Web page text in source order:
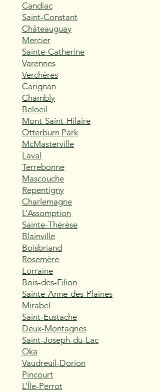
Candiac
Saint-Constant
Châteauguay
Mercier
Sainte-Catherine
Varennes
Verchères
Carignan
Chambly
Beloeil
Mont-Saint-Hilaire
Otterburn Park
McMasterville
Laval
Terrebonne
Mascouche
Repentigny
Charlemagne
L’Assomption
Sainte-Thérèse
Blainville
Boisbriand
Rosemère
Lorraine
Bois-des-Filion
Sainte-Anne-des-Plaines
Mirabel
Saint-Eustache
Deux-Montagnes
Saint-Joseph-du-Lac
Oka
Vaudreuil-Dorion
Pincourt
L’Île-Perrot